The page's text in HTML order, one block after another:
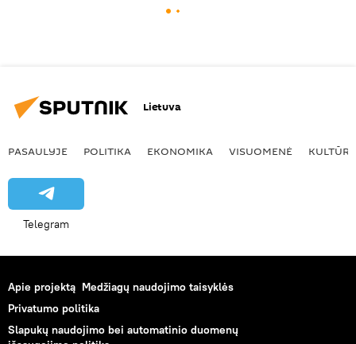
Lietuva
PASAULYJE POLITIKA EKONOMIKA VISUOMENĖ KULTŪRA
Telegram
Apie projektą Medžiagų naudojimo taisyklės
Privatumo politika
Slapukų naudojimo bei automatinio duomenų